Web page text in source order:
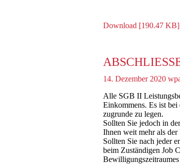
Download [190.47 KB]
14. Dezember 2020
Alle SGB II
Einkommens. Es ist bei
zugrunde zu legen.
Sollten Sie jedoch in
Ihnen weit mehr als
Sollten Sie nach jeder
beim Zuständigen Job